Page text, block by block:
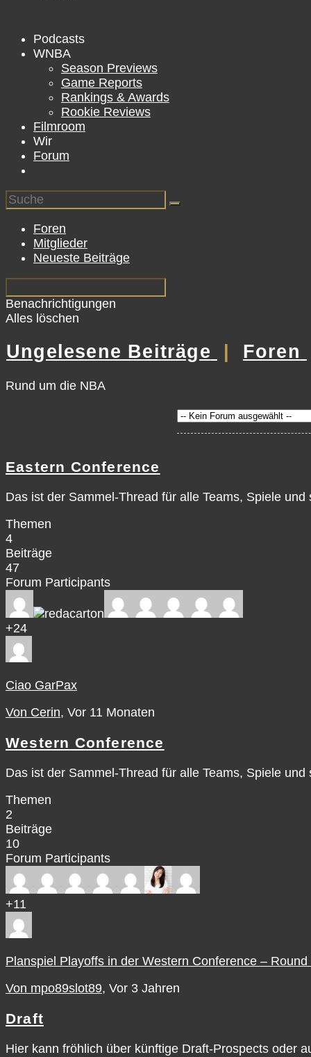
Podcasts
WNBA
Season Previews
Game Reports
Rankings & Awards
Rookie Reviews
Filmroom
Wir
Forum
Foren
Mitglieder
Neueste Beiträge
Benachrichtigungen
Alles löschen
Ungelesene Beiträge Foren
Rund um die NBA
Eastern Conference
Das ist der Sammel-Thread für alle Teams, Spiele
Themen
4
Beiträge
47
Forum Participants
+24
Ciao GarPax
Von Cerin, Vor 11 Monaten
Western Conference
Das ist der Sammel-Thread für alle Teams, Spiele
Themen
2
Beiträge
10
Forum Participants
+11
Planspiel Playoffs in der Western Conference – Round
Von mpo89slot89, Vor 3 Jahren
Draft
Hier kann fröhlich über künftige Draft-Prospects oder